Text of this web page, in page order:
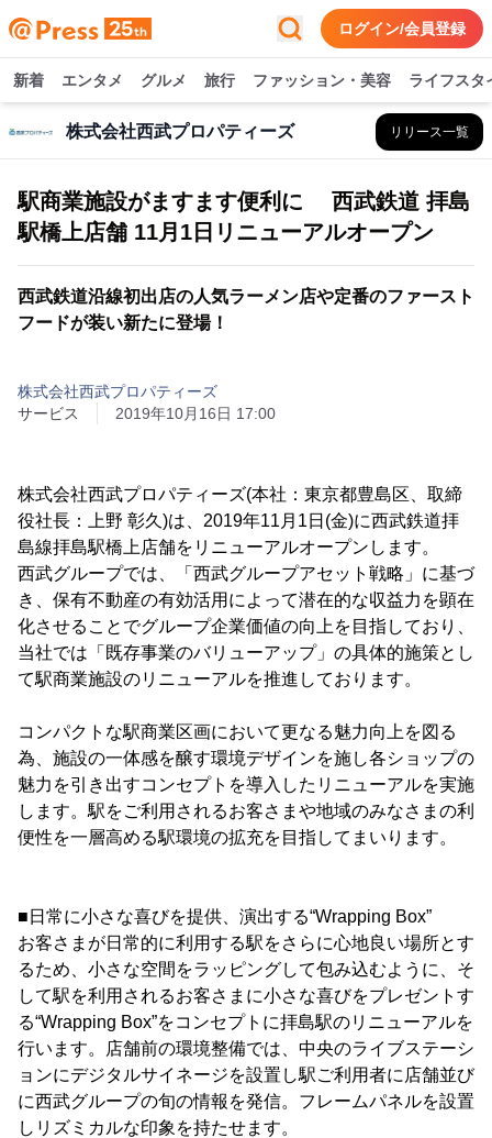
ログイン/会員登録
新着 エンタメ グルメ 旅行 ファッション・美容 ライフスタ
株式会社西武プロパティーズ リリース一覧
駅商業施設がますます便利に 西武鉄道 拝島
駅橋上店舗 11月1日リニューアルオープン
西武鉄道沿線初出店の人気ラーメン店や定番のファースト
フードが装い新たに登場！
株式会社西武プロパティーズ
サービス
2019年10月16日 17:00
株式会社西武プロパティーズ(本社：東京都豊島区、取締
役社長：上野 彰久)は、2019年11月1日(金)に西武鉄道拝
島線拝島駅橋上店舗をリニューアルオープンします。
西武グループでは、「西武グループアセット戦略」に基づ
き、保有不動産の有効活用によって潜在的な収益力を顕在
化させることでグループ企業価値の向上を目指しており、
当社では「既存事業のバリューアップ」の具体的施策とし
て駅商業施設のリニューアルを推進しております。
コンパクトな駅商業区画において更なる魅力向上を図る
為、施設の一体感を醸す環境デザインを施し各ショップの
魅力を引き出すコンセプトを導入したリニューアルを実施
します。駅をご利用されるお客さまや地域のみなさまの利
便性を一層高める駅環境の拡充を目指してまいります。
■日常に小さな喜びを提供、演出する“Wrapping Box”
お客さまが日常的に利用する駅をさらに心地良い場所とす
るため、小さな空間をラッピングして包み込むように、そ
して駅を利用されるお客さまに小さな喜びをプレゼントす
る“Wrapping Box”をコンセプトに拝島駅のリニューアルを
行います。店舗前の環境整備では、中央のライブステーシ
ョンにデジタルサイネージを設置し駅ご利用者に店舗並び
に西武グループの旬の情報を発信。フレームパネルを設置
しリズミカルな印象を持たせます。